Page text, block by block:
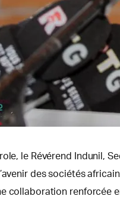
le Révérend Indunil,
des sociétés
collaboration renforcée